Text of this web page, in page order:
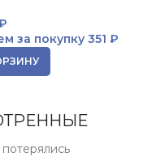
за покупку 351 ₽